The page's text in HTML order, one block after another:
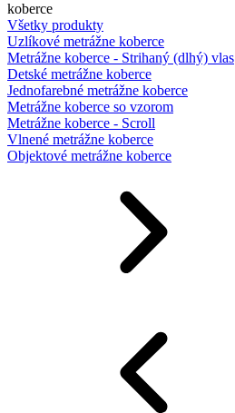
koberce
Všetky produkty
Uzlíkové metrážne koberce
Metrážne koberce - Strihaný (dlhý) vlas
Detské metrážne koberce
Jednofarebné metrážne koberce
Metrážne koberce so vzorom
Metrážne koberce - Scroll
Vlnené metrážne koberce
Objektové metrážne koberce